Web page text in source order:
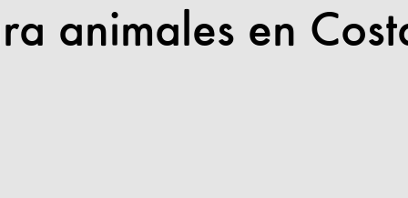
animales en